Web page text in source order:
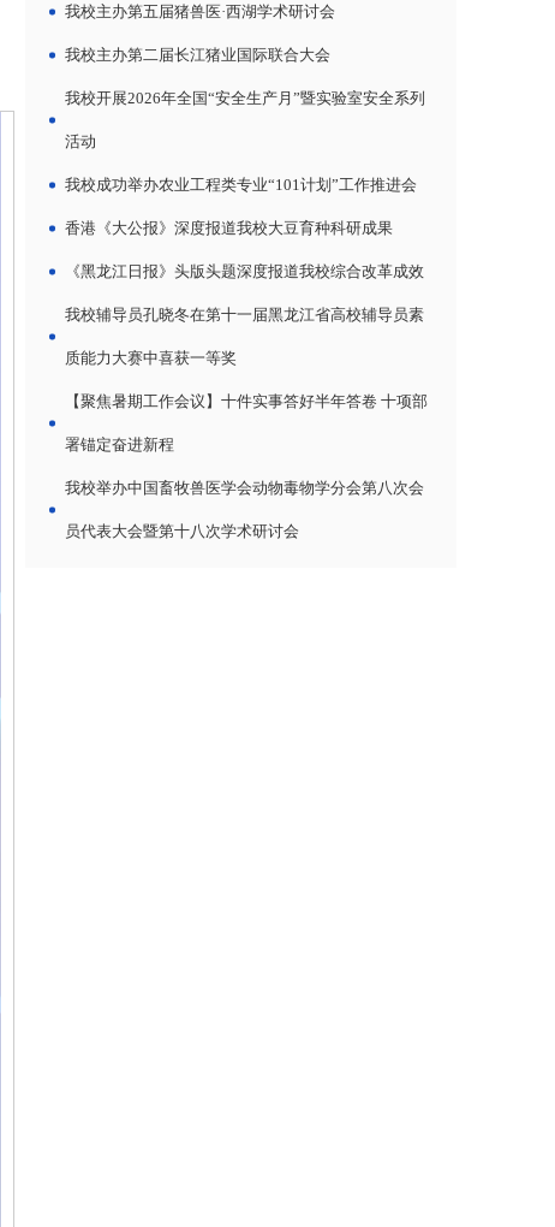
我校主办第五届猪兽医·西湖学术研讨会
我校主办第二届长江猪业国际联合大会
我校开展2026年全国“安全生产月”暨实验室安全系列
活动
我校成功举办农业工程类专业“101计划”工作推进会
香港《大公报》深度报道我校大豆育种科研成果
《黑龙江日报》头版头题深度报道我校综合改革成效
我校辅导员孔晓冬在第十一届黑龙江省高校辅导员素
质能力大赛中喜获一等奖
【聚焦暑期工作会议】十件实事答好半年答卷 十项部
署锚定奋进新程
我校举办中国畜牧兽医学会动物毒物学分会第八次会
员代表大会暨第十八次学术研讨会